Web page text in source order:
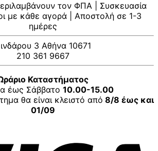
τον ΦΠΑ | Συσκευασία
με κάθε αγορά | Αποστολή σε 1-3
ημέρες
3 Αθήνα 10671
210 361 9667
Καταστήματος
έως Σάββατο 10.00-15.00
θα είναι κλειστό από 8/8 έως και
01/09